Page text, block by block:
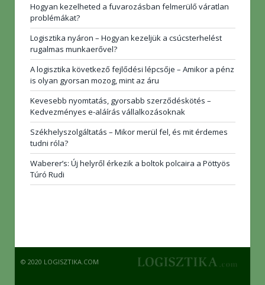
Hogyan kezelheted a fuvarozásban felmerülő váratlan
problémákat?
Logisztika nyáron – Hogyan kezeljük a csúcsterhelést
rugalmas munkaerővel?
A logisztika következő fejlődési lépcsője – Amikor a pénz
is olyan gyorsan mozog, mint az áru
Kevesebb nyomtatás, gyorsabb szerződéskötés –
Kedvezményes e-aláírás vállalkozásoknak
Székhelyszolgáltatás – Mikor merül fel, és mit érdemes
tudni róla?
Waberer’s: Új helyről érkezik a boltok polcaira a Pöttyös
Túró Rudi
© 2020 LOGISZTIKA.COM